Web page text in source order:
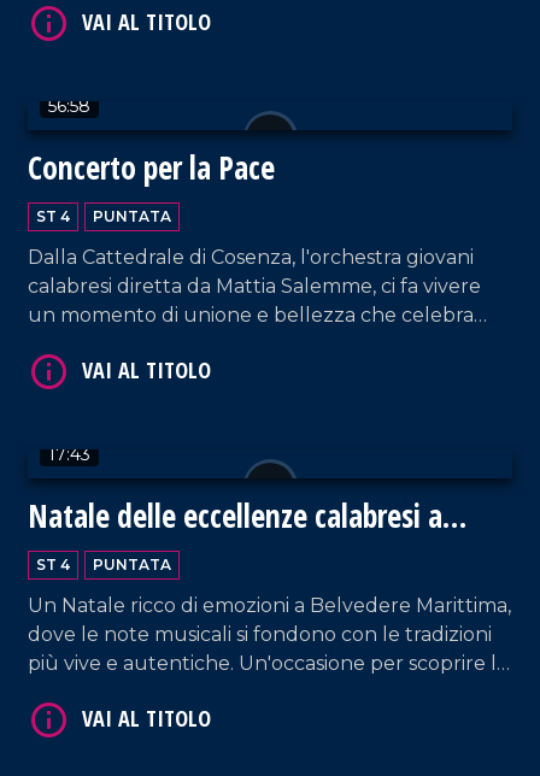
unico, ricco di emozioni e sapori.
56:58
Concerto per la Pace
ST 4 PUNTATA
Dalla Cattedrale di Cosenza, l'orchestra giovani
calabresi diretta da Mattia Salemme, ci fa vivere
un momento di unione e bellezza che celebra
VAI AL TITOLO
17:43
Natale delle eccellenze calabresi a
Belvedere Marittimo
ST 4 PUNTATA
Un Natale ricco di emozioni a Belvedere Marittima,
dove le note musicali si fondono con le tradizioni
più vive e autentiche. Un'occasione per scoprire le
VAI AL TITOLO
VAI AL TITOLO